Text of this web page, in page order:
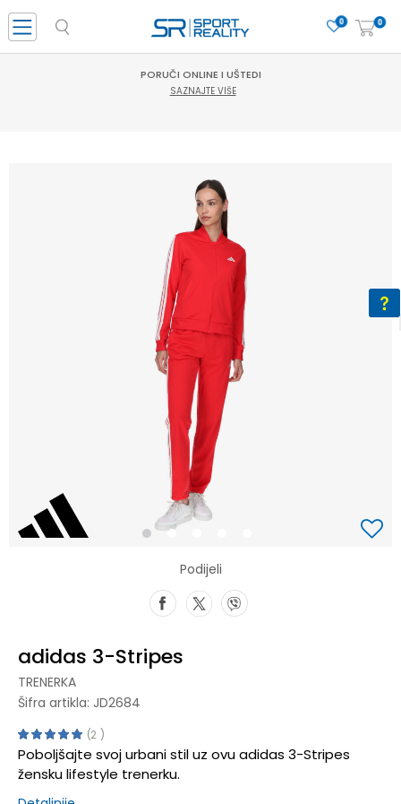
0
0
PORUČI ONLINE I UŠTEDI
SAZNAJTE VIŠE
1
Podijeli
adidas 3-Stripes
TRENERKA
Šifra artikla: JD2684
2
Poboljšajte svoj urbani stil uz ovu adidas 3-Stripes
žensku lifestyle trenerku.